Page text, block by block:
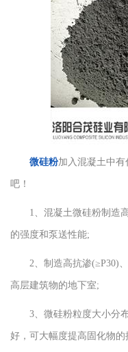
微硅粉加入混凝土中
吧！
1、混凝土微硅粉制造高
的强度和泵送性能;
2、制造高抗渗(≥P30)、
高层建筑物的地下室;
3、微硅粉粒度大小分布
好，可大幅度提高固化物的